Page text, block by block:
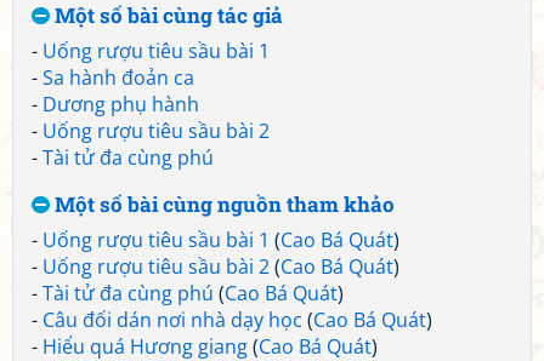
Một số bài cùng tác giả
- Uống rượu tiêu sầu bài 1
-Sa hành đoản ca
- Dương phụ hành
- Uống rượu tiêu sầu bài 2
-Tài tử đa cùng phú
Một số bài cùng nguồn tham khảo
- Uống rượu tiêu sầu bài 1 (Cao Bá Quát)
- Uống rượu tiêu sầu bài 2(Cao Bá Quát)
-Tài tử đa cùng phú (Cao Bá Quát)
- Câu đối dán nơi nhà dạy học (Cao Bá Quát)
- Hiểu quá Hương giang(Cao Bá Quát)